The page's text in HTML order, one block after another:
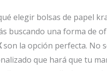
elegir bolsas de papel
buscando una forma de
son la opción perfecta. No
que hará que tu